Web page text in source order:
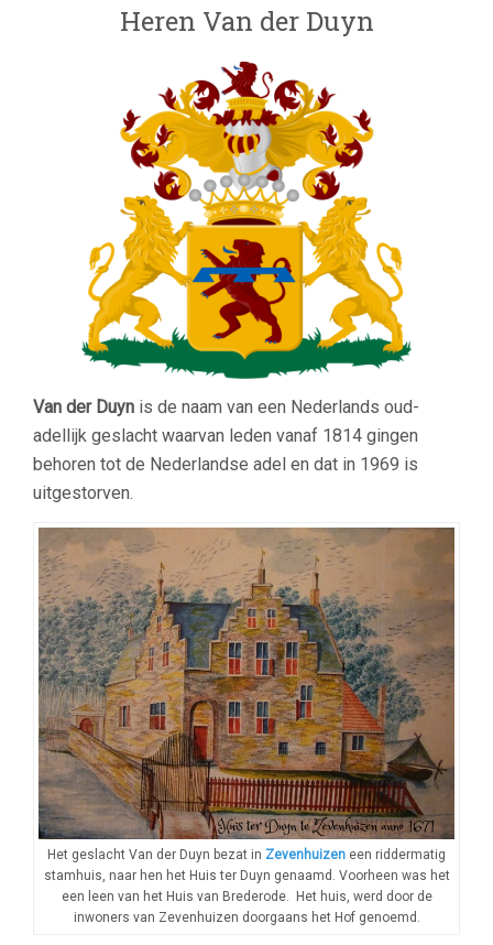
Heren Van der Duyn
Van der Duyn is de naam van een Nederlands oud-
adellijk geslacht waarvan leden vanaf 1814 gingen
behoren tot de Nederlandse adel en dat in 1969 is
uitgestorven.
Het geslacht Van der Duyn bezat in Zevenhuizen een riddermatig
stamhuis, naar hen het Huis ter Duyn genaamd. Voorheen was het
een leen van het Huis van Brederode. Het huis, werd door de
inwoners van Zevenhuizen doorgaans het Hof genoemd.